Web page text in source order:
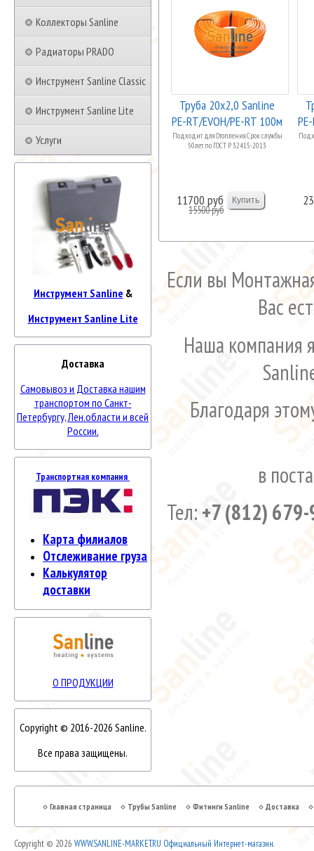
Коллекторы Sanline
Радиаторы PRADO
Инструмент Sanline Classic
Инструмент Sanline Lite
Услуги
Инструмент Sanline &
Инструмент Sanline Lite
Доставка
Самовывоз и Доставка нашим
транспортом по Санкт-
Петербургу, Лен.области и всей
России.
Транспортная компания
Карта филиалов
Отслеживание груза
Калькулятор
доставки
О ПРОДУКЦИИ
Copyright © 2016-2026 Sanline.
Все права защищены.
Труба 20x2,0 Sanline
PE-RT/EVOH/PE-RT 100м
"Теп...
Подходит для Отопления. Срок службы
50лет по ГОСТ Р 32415-2013
11700 руб
15500 руб
Если вы
Вас
Наша компания
Благодаря
в
Тел: +7 (812)
Главная страница Трубы Sanline Фитинги Sanline Доставка
Copyright © 2026 WWW.SANLINE-MARKET.RU Официальный Интернет-магазин.